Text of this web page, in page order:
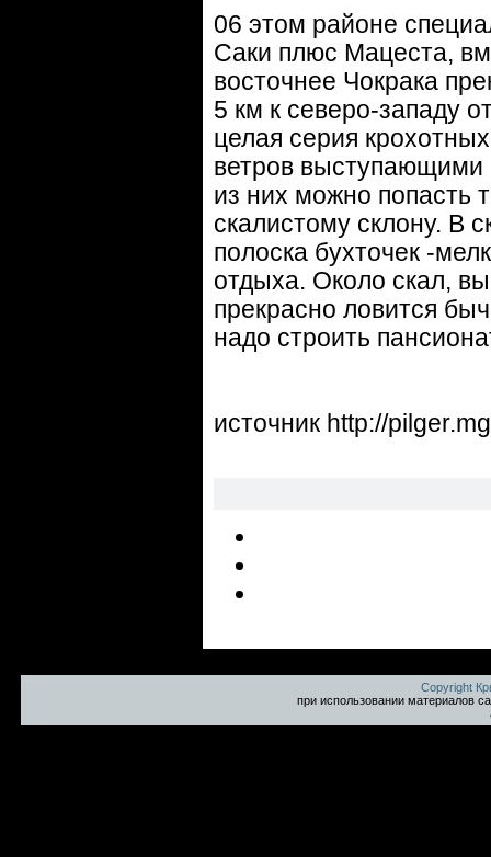
06 этом районе
Саки плюс Мацеста,
восточнее Чокрака
5 км к северо-западу
целая серия
ветров выступающими
из них можно попасть
скалистому склону. В
полоска бухточек -
отдыха. Около скал,
прекрасно ловится
надо строить
источник http://
Copyright
при использовании материалов